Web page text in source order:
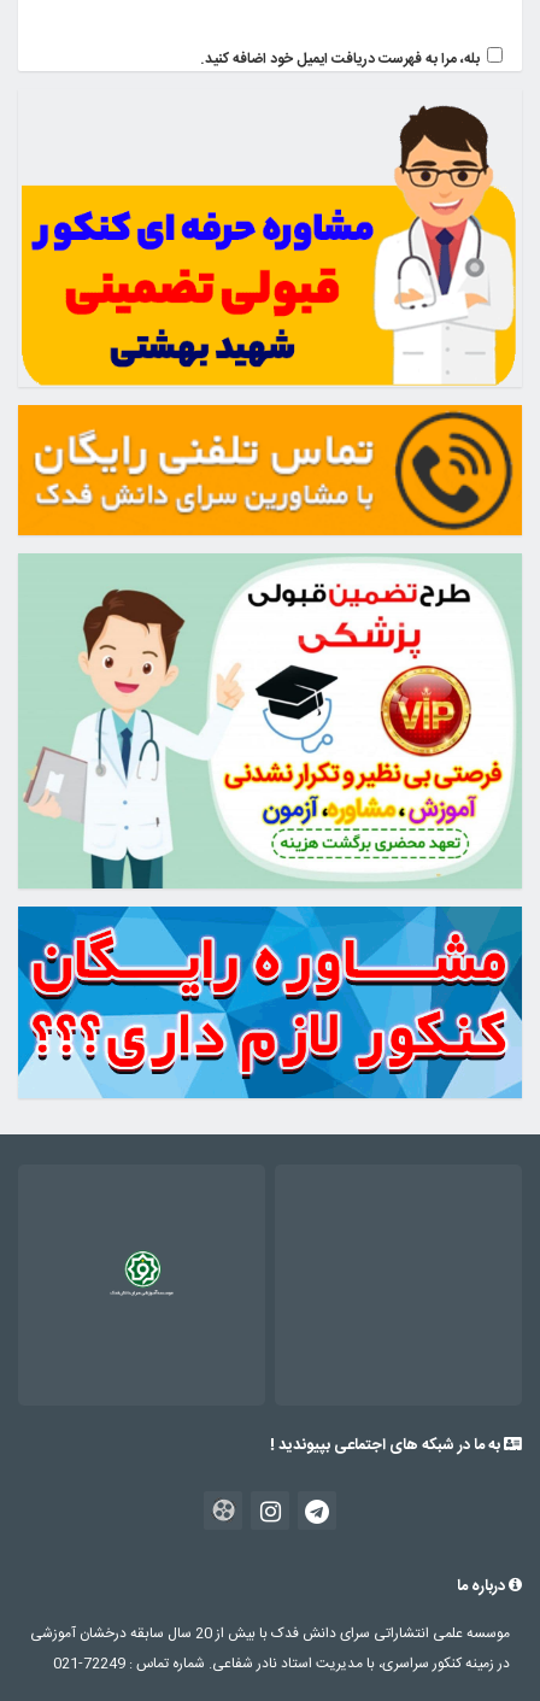
بله، مرا به فهرست دریافت ایمیل خود اضافه کنید.
به ما در شبکه های اجتماعی بپیوندید !
درباره ما
موسسه علمی انتشاراتی سرای دانش فدک با بیش از 20 سال سابقه درخشان آموزشی
در زمینه کنکور سراسری، با مدیریت استاد نادر شفاعی. شماره تماس : 72249-021